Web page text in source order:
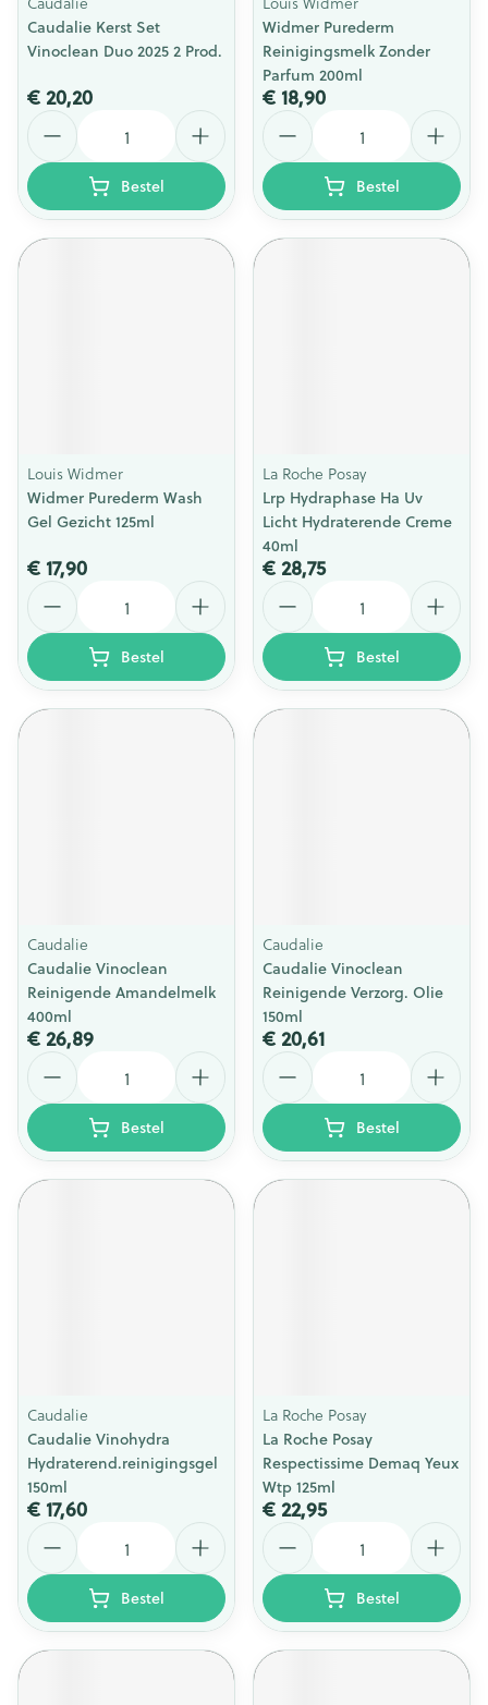
Caudalie Kerst Set
Vinoclean Duo 2025 2 Prod.
€ 20,20
Bestel
Widmer Purederm
Reinigingsmelk Zonder
Parfum 200ml
€ 18,90
Aantal
Bestel
Louis Widmer
Widmer Purederm Wash
Gel Gezicht 125ml
€ 17,90
Bestel
La Roche Posay
Lrp Hydraphase Ha Uv
Licht Hydraterende Creme
40ml
€ 28,75
Aantal
Bestel
Caudalie
Caudalie Vinoclean
Reinigende Amandelmelk
400ml
€ 26,89
Bestel
Caudalie
Caudalie Vinoclean
Reinigende Verzorg. Olie
150ml
€ 20,61
Bestel
Caudalie
Caudalie Vinohydra
Hydraterend.reinigingsgel
150ml
€ 17,60
Bestel
La Roche Posay
La Roche Posay
Respectissime Demaq Yeux
Wtp 125ml
€ 22,95
Aantal
Bestel